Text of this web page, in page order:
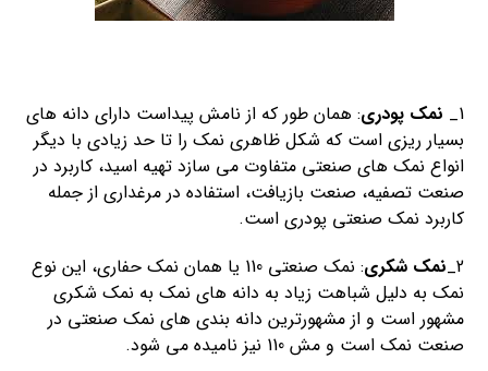
1_ نمک پودری: همان طور که از نامش پیداست دارای دانه های
بسیار ریزی است که شکل ظاهری نمک را تا حد زیادی با دیگر
انواع نمک های صنعتی متفاوت می سازد تهیه اسید، کاربرد در
صنعت تصفیه، صنعت بازیافت، استفاده در مرغداری از جمله
کاربرد نمک صنعتی پودری است.
2_ نمک شکری
: نمک صنعتی 110 یا همان نمک حفاری، این نوع
نمک به دلیل شباهت زیاد به دانه های نمک به نمک شکری
مشهور است و از مشهورترین دانه بندی های نمک صنعتی در
صنعت نمک است و مش 110 نیز نامیده می شود.